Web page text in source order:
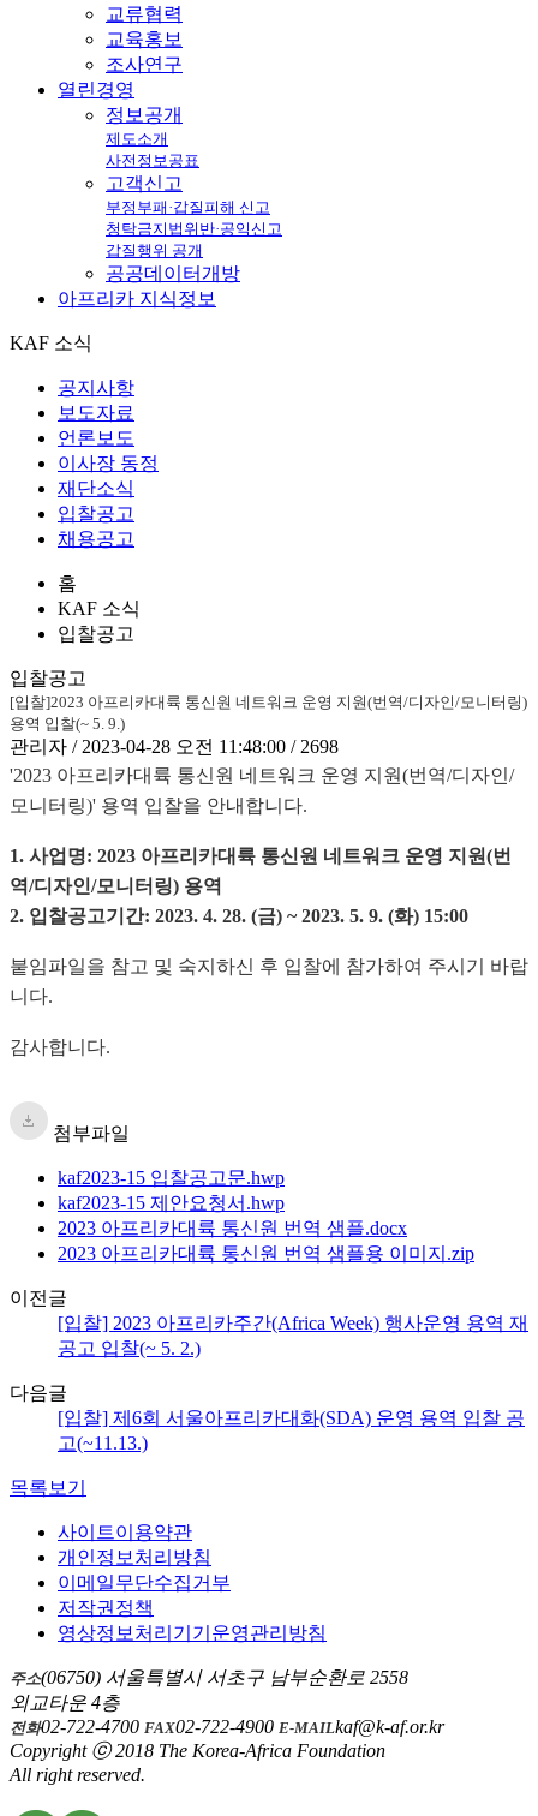
교류협력
교육홍보
조사연구
열린경영
정보공개
제도소개
사전정보공표
고객신고
부정부패·갑질피해 신고
청탁금지법위반·공익신고
갑질행위 공개
공공데이터개방
아프리카 지식정보
KAF 소식
공지사항
보도자료
언론보도
이사장 동정
재단소식
입찰공고
채용공고
홈
KAF 소식
입찰공고
입찰공고
[입찰]2023 아프리카대륙 통신원 네트워크 운영 지원(번역/디자인/모니터링)
용역 입찰(~ 5. 9.)
관리자 / 2023-04-28 오전 11:48:00 / 2698
'2023 아프리카대륙 통신원 네트워크 운영 지원(번역/디자인/
모니터링)' 용역 입찰을 안내합니다.
1. 사업명: 2023 아프리카대륙 통신원 네트워크 운영 지원(번
역/디자인/모니터링) 용역
2. 입찰공고기간: 2023. 4. 28. (금) ~ 2023. 5. 9. (화) 15:00
붙임파일을 참고 및 숙지하신 후 입찰에 참가하여 주시기 바랍
니다.
감사합니다.
첨부파일
kaf2023-15 입찰공고문.hwp
kaf2023-15 제안요청서.hwp
2023 아프리카대륙 통신원 번역 샘플.docx
2023 아프리카대륙 통신원 번역 샘플용 이미지.zip
이전글
[입찰] 2023 아프리카주간(Africa Week) 행사운영 용역 재
공고 입찰(~ 5. 2.)
다음글
[입찰] 제6회 서울아프리카대화(SDA) 운영 용역 입찰 공
고(~11.13.)
목록보기
사이트이용약관
개인정보처리방침
이메일무단수집거부
저작권정책
영상정보처리기기운영관리방침
주소(06750) 서울특별시 서초구 남부순환로 2558
외교타운 4층
전화02-722-4700 FAX02-722-4900 E-MAILkaf@k-af.or.kr
Copyright ⓒ 2018 The Korea-Africa Foundation
All right reserved.